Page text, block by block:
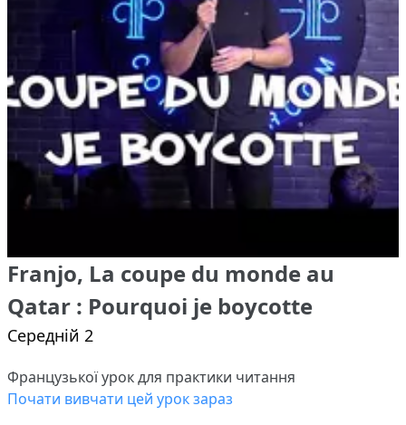
Franjo, La coupe du monde au
Qatar : Pourquoi je boycotte
Середній 2
Французької урок для практики читання
Почати вивчати цей урок зараз